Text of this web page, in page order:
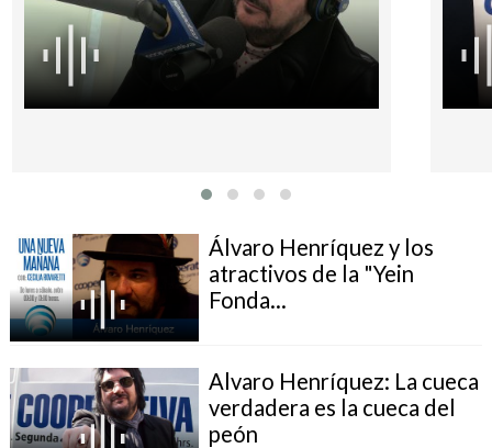
Álvaro Henríquez y los
atractivos de la "Yein
Fonda...
Alvaro Henríquez: La cueca
verdadera es la cueca del
peón